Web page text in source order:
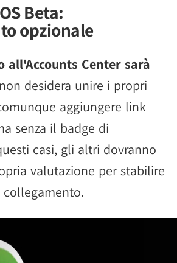
Beta:
opzionale
all'Accounts Center sarà
desidera unire i propri
aggiungere link
senza il badge di
casi, gli altri dovranno
valutazione per stabilire